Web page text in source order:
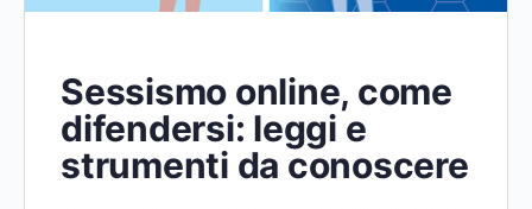
Sessismo online, come
difendersi: leggi e
strumenti da conoscere